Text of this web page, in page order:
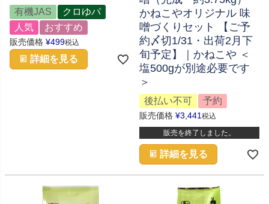
有機JAS
クロゆパ
人気
おすすめ
販売価格 ¥499税込
詳細を見る
かねこやオリジナル 味
噌づくりセット 【ご予
約〆切1/31・出荷2月下
旬予定】｜かねこや ＜
塩500gが別途必要です
＞
後払い不可 予約
販売価格 ¥3,441税込
販売を終了しました。
詳細を見る